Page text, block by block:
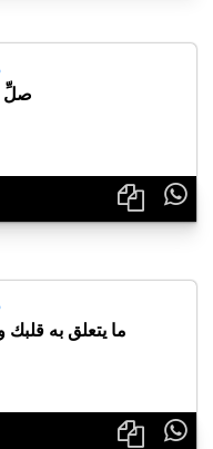
صلِّ

ما يتعلق به قلبك
